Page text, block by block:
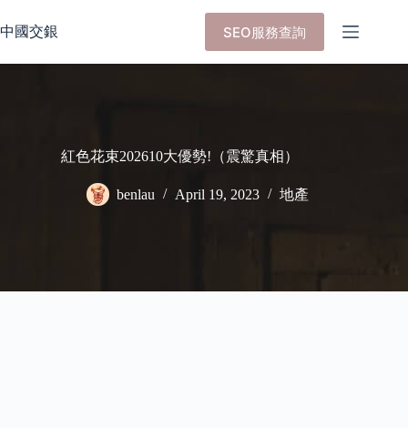
to
content
中國交銀 SEO服務查詢
紅色花束202610大優勢!（震驚真相）
benlau April 19, 2023 地產